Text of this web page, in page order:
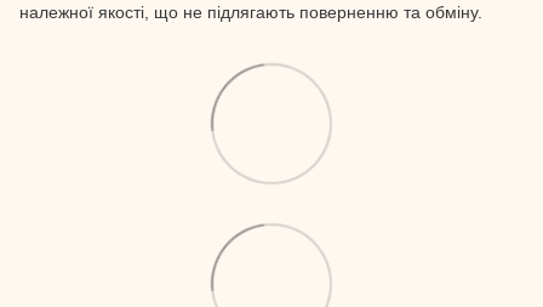
належної якості, що не підлягають поверненню та обміну.